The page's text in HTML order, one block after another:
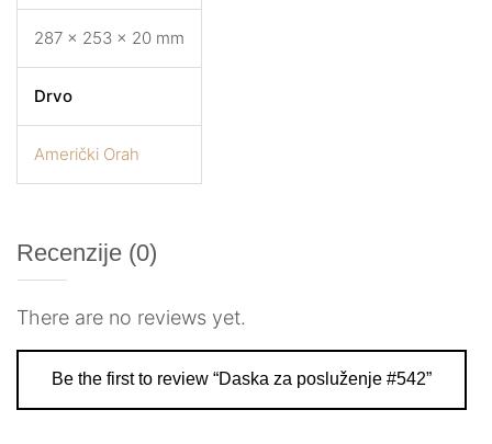
287 × 253 × 20 mm
Drvo
Američki Orah
Recenzije (0)
There are no reviews yet.
Be the first to review “Daska za posluženje #542”